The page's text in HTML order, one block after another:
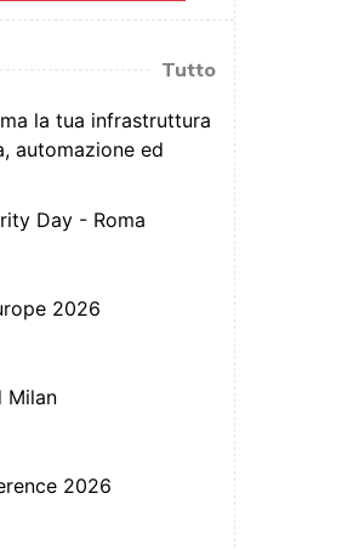
Tutto
la tua infrastruttura
automazione ed
Day - Roma
2026
Milan
2026